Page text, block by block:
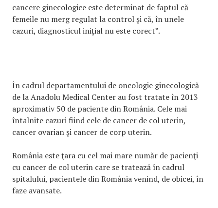
cancere ginecologice este determinat de faptul că
femeile nu merg regulat la control şi că, în unele
cazuri, diagnosticul iniţial nu este corect”.
În cadrul departamentului de oncologie ginecologică
de la Anadolu Medical Center au fost tratate în 2013
aproximativ 50 de paciente din România. Cele mai
întalnite cazuri fiind cele de cancer de col uterin,
cancer ovarian şi cancer de corp uterin.
România este ţara cu cel mai mare număr de pacienţi
cu cancer de col uterin care se tratează în cadrul
spitalului, pacientele din România venind, de obicei, în
faze avansate.